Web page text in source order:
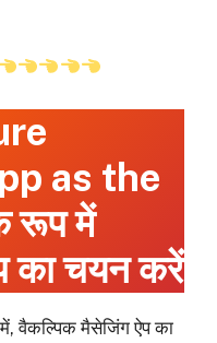
as the
रूप में
का चयन करें
में, वैकल्पिक मैसेजिंग ऐप का